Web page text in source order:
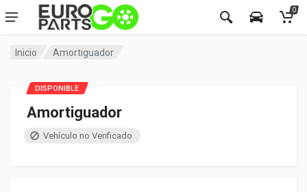
0
Inicio Amortiguador
Amortiguador
Vehículo no Verificado
DISPONIBLE